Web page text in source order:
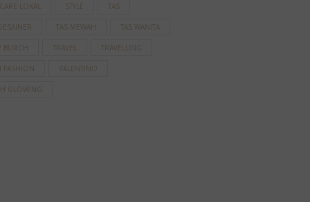
LOKAL STYLE TAS
TAS MEWAH TAS WANITA
BURCH TRAVEL TRAVELLING
FASHION VALENTINO
GLOWING